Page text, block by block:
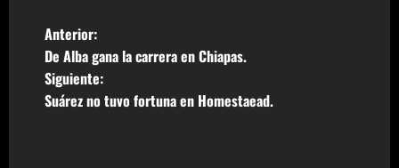
N
a
v
Anterior:
De Alba gana la carrera en Chiapas.
Siguiente:
Suárez no tuvo fortuna en Homestaead.